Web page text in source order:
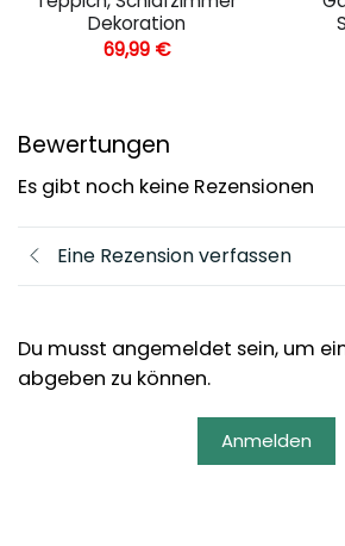
Dekoration
69,99 €
Bewertungen
Es gibt noch keine Rezensionen
Eine Rezension verfassen
Du musst angemeldet sein, um
abgeben zu können.
Anmelden